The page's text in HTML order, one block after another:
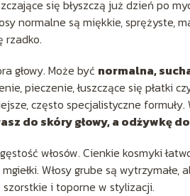
się błyszczą już dzień po
normalne są miękkie, sprężyste,
rzadko.
głowy. Może być normalna,
pieczenie, łuszczące się płatki
często specjalistyczne
do skóry głowy, a odżywkę
włosów. Cienkie kosmyki
Włosy grube są
i toporne w stylizacji.